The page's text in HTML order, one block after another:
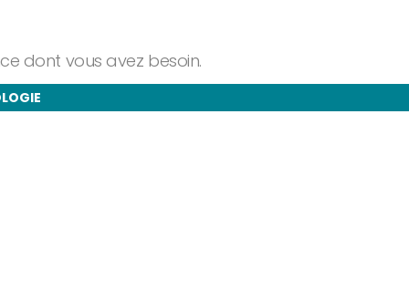
dont vous avez besoin.